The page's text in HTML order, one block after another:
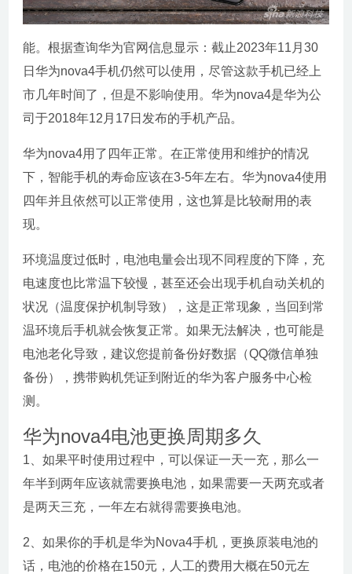
能。根据查询华为官网信息显示：截止2023年11月30
日华为nova4手机仍然可以使用，尽管这款手机已经上
市几年时间了，但是不影响使用。华为nova4是华为公
司于2018年12月17日发布的手机产品。
华为nova4用了四年正常。在正常使用和维护的情况
下，智能手机的寿命应该在3-5年左右。华为nova4使用
四年并且依然可以正常使用，这也算是比较耐用的表
现。
环境温度过低时，电池电量会出现不同程度的下降，充
电速度也比常温下较慢，甚至还会出现手机自动关机的
状况（温度保护机制导致），这是正常现象，当回到常
温环境后手机就会恢复正常。如果无法解决，也可能是
电池老化导致，建议您提前备份好数据（QQ微信单独
备份），携带购机凭证到附近的华为客户服务中心检
测。
华为nova4电池更换周期多久
1、如果平时使用过程中，可以保证一天一充，那么一
年半到两年应该就需要换电池，如果需要一天两充或者
是两天三充，一年左右就得需要换电池。
2、如果你的手机是华为Nova4手机，更换原装电池的
话，电池的价格在150元，人工的费用大概在50元左